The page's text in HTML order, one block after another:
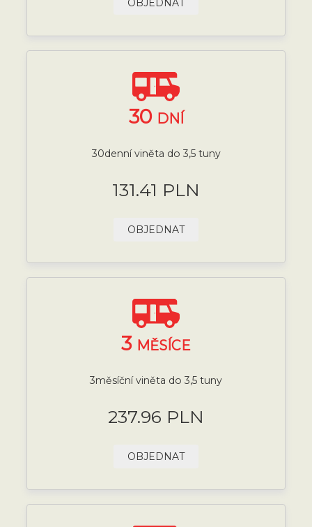
OBJEDNAT
30 DNÍ
30denní viněta do 3,5 tuny
131.41 PLN
OBJEDNAT
3 MĚSÍCE
3měsíční viněta do 3,5 tuny
237.96 PLN
OBJEDNAT